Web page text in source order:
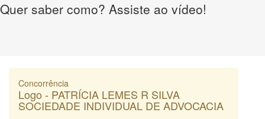
Quer saber como? Assiste ao vídeo!
Concorrência
Logo - PATRÍCIA LEMES R SILVA
SOCIEDADE INDIVIDUAL DE ADVOCACIA